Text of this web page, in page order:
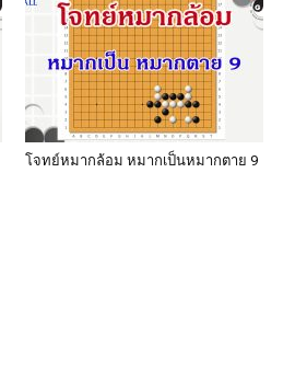
โจทย์หมากล้อม หมากเป็นหมากตาย 9